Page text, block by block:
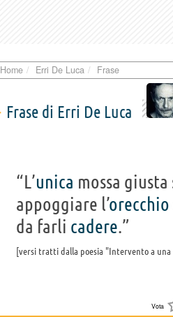
Home Erri De Luca Frase
Frase di Erri De Luca
“L’unica mossa
appoggiare l’orecchio
da farli cadere.”
versi tratti dalla poesia "Intervento a una
Vota